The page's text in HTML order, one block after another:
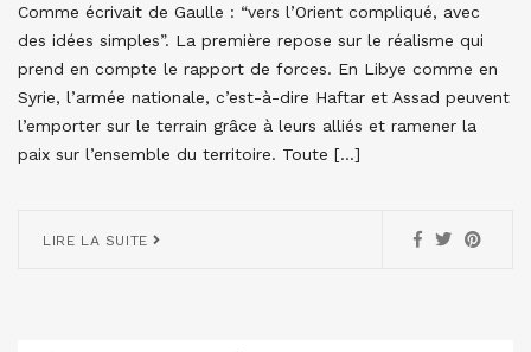
Comme écrivait de Gaulle : “vers l’Orient compliqué, avec
des idées simples”. La première repose sur le réalisme qui
prend en compte le rapport de forces. En Libye comme en
Syrie, l’armée nationale, c’est-à-dire Haftar et Assad peuvent
l’emporter sur le terrain grâce à leurs alliés et ramener la
paix sur l’ensemble du territoire. Toute […]
LIRE LA SUITE